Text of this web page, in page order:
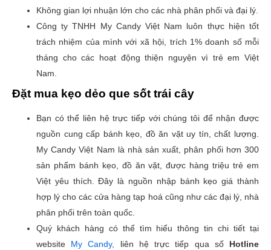
Không gian lợi nhuận lớn cho các nhà phân phối và đại lý.
Công ty TNHH My Candy Việt Nam luôn thực hiện tốt
trách nhiệm của mình với xã hội, trích 1% doanh số mỗi
tháng cho các hoạt động thiện nguyện vì trẻ em Việt
Nam.
Đặt mua kẹo dẻo que sốt trái cây
Bạn có thể liên hệ trực tiếp với chúng tôi để nhận được
nguồn cung cấp bánh kẹo, đồ ăn vặt uy tín, chất lượng.
My Candy Việt Nam là nhà sản xuất, phân phối hơn 300
sản phẩm bánh kẹo, đồ ăn vặt, được hàng triệu trẻ em
Việt yêu thích. Đây là nguồn nhập bánh kẹo giá thành
hợp lý cho các cửa hàng tạp hoá cũng như các đại lý, nhà
phân phối trên toàn quốc.
Quý khách hàng có thể tìm hiểu thông tin chi tiết tại
website My Candy, liên hệ trực tiếp qua sốHotline